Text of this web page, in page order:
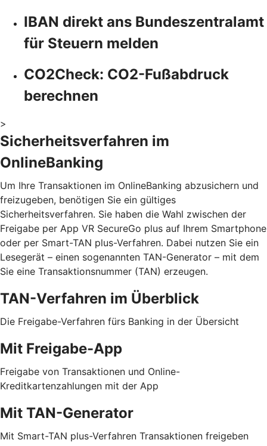
IBAN direkt ans Bundeszentralamt
für Steuern melden
CO2Check: CO2-Fußabdruck
berechnen
>
Sicherheitsverfahren im
OnlineBanking
Um Ihre Transaktionen im OnlineBanking abzusichern und
freizugeben, benötigen Sie ein gültiges
Sicherheitsverfahren. Sie haben die Wahl zwischen der
Freigabe per App VR SecureGo plus auf Ihrem Smartphone
oder per Smart-TAN plus-Verfahren. Dabei nutzen Sie ein
Lesegerät – einen sogenannten TAN-Generator – mit dem
Sie eine Transaktionsnummer (TAN) erzeugen.
TAN-Verfahren im Überblick
Die Freigabe-Verfahren fürs Banking in der Übersicht
Mit Freigabe-App
Freigabe von Transaktionen und Online-
Kreditkartenzahlungen mit der App
Mit TAN-Generator
Mit Smart-TAN plus-Verfahren Transaktionen freigeben